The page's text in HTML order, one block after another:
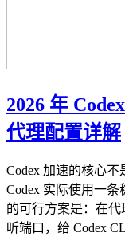
2026 年
代理配置详解
Codex 加速的核心
Codex 实际使用一
的可行方案是：在代
听端口，给 Codex